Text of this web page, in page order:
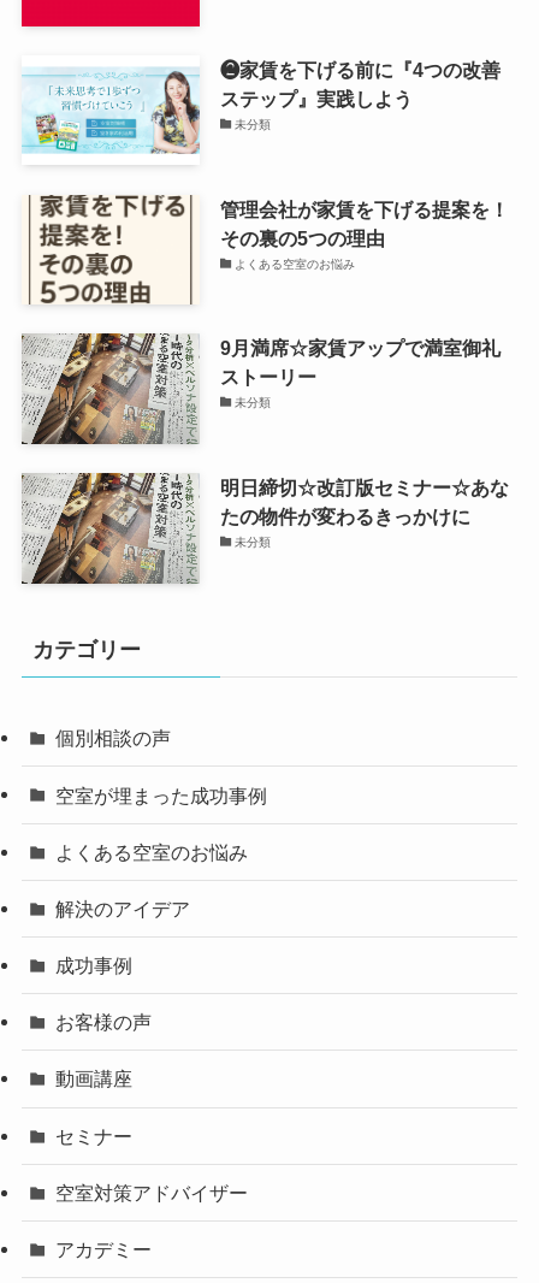
❷家賃を下げる前に『4つの改善
ステップ』実践しよう
未分類
管理会社が家賃を下げる提案を！
その裏の5つの理由
よくある空室のお悩み
9月満席☆家賃アップで満室御礼
ストーリー
未分類
明日締切☆改訂版セミナー☆あな
たの物件が変わるきっかけに
未分類
カテゴリー
個別相談の声
空室が埋まった成功事例
よくある空室のお悩み
解決のアイデア
成功事例
お客様の声
動画講座
セミナー
空室対策アドバイザー
アカデミー